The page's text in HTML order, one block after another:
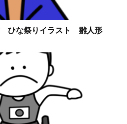
ひな祭りイラスト 雛人形